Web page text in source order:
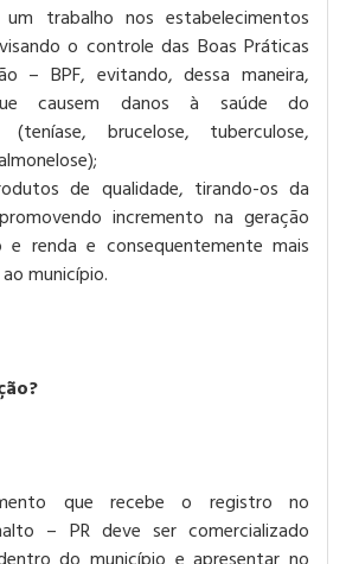
um trabalho nos estabelecimentos
o controle das Boas Práticas
– BPF, evitando, dessa maneira,
causem danos à saúde do
(teníase, brucelose, tuberculose,
de qualidade, tirando-os da
incremento na geração
renda e consequentemente mais
município.
que recebe o registro no
– PR deve ser comercializado